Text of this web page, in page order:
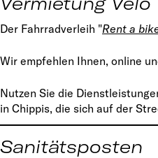
Der Fahrradverleih "Rent a
Wir empfehlen Ihnen, online
Nutzen Sie die
in Chippis, die sich auf der
Sanitätsposten